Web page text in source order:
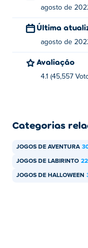
Lanterna - Q
Quem criou
Horror Dungeon 3D
primeiro jogo deles
Como posso
Poki.
Posso jogar
desktop?
agosto de
Última
agosto de
Avaliação
4.1 (45,557
Categorias
JOGOS DE AVENTURA
JOGOS DE LABIRINTO 22
JOGOS DE HALLOWEEN